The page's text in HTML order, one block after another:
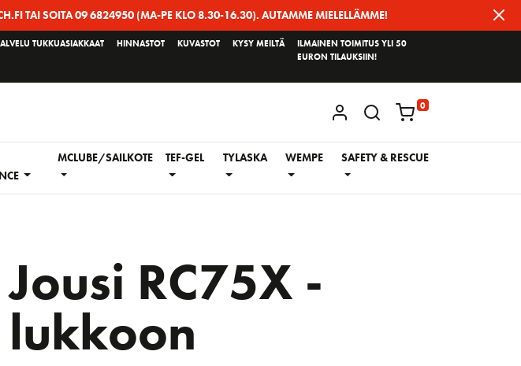
TAI SOITA 09 6824950 (MA-PE KLO 8.30-16.30). AUTAMME MIELELLÄMME!
TUKKUASIAKKAAT HINNASTOT KUVASTOT KYSY MEILTÄ
ILMAINEN TOIMITUS YLI 50
EURON TILAUKSIIN!
KIRJAUDU / REKISTERÖIDY
0
MCLUBE/SAILKOTE TEF-GEL TYLASKA WEMPE SAFETY & RESCUE
Jousi RC75X -
lukkoon